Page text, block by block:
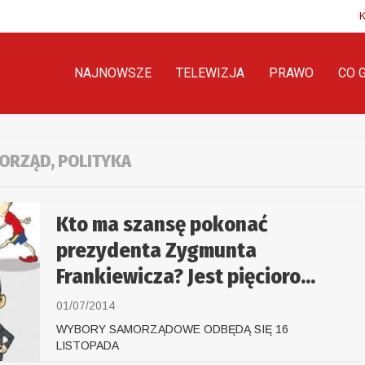
NAJNOWSZE TELEWIZJA PRAWO CO
POLITYKA
Kto ma szansę pokonać
prezydenta Zygmunta
Frankiewicza? Jest pięcioro...
01/07/2014
WYBORY SAMORZĄDOWE ODBĘDĄ SIĘ 16
LISTOPADA